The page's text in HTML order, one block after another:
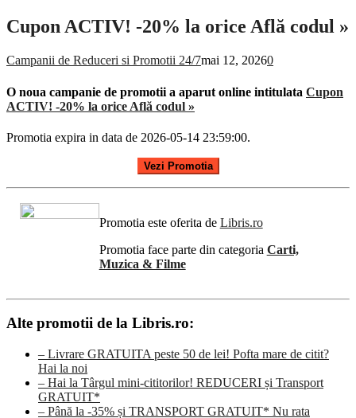
Cupon ACTIV! -20% la orice Află codul »
Campanii de Reduceri si Promotii 24/7mai 12, 20260
O noua campanie de promotii a aparut online intitulata Cupon
ACTIV! -20% la orice Află codul »
Promotia expira in data de 2026-05-14 23:59:00.
Vezi Promotia
Promotia este oferita de Libris.ro
Promotia face parte din categoria Carti,
Muzica & Filme
Alte promotii de la Libris.ro:
– Livrare GRATUITA peste 50 de lei! Pofta mare de citit?
Hai la noi
– Hai la Târgul mini-cititorilor! REDUCERI și Transport
GRATUIT*
– Până la -35% și TRANSPORT GRATUIT* Nu rata